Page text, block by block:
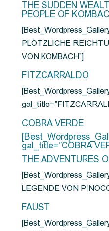
THE SUDDEN
PEOPLE OF
PLÖTZLICHE
VON KOMBACH”]
FITZCARRALDO
COBRA VERDE
gal_title=”COBRA
THE ADVENTURES
LEGENDE VON
FAUST